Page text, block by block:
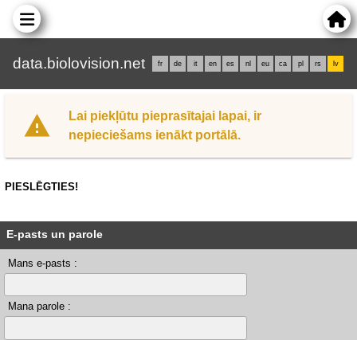
data.biolovision.net fr de it en es nl eu ca pl rs lv
Lai piekļūtu pieprasītajai lapai, ir
nepieciešams ienākt portālā.
PIESLĒGTIES!
E-pasts un parole
Mans e-pasts :
Mana parole :